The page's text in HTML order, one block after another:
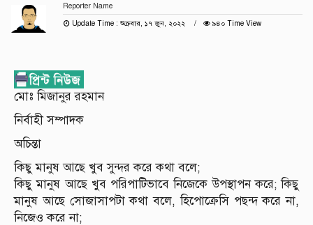
Reporter Name
Update Time : শুক্রবার, ১৭ জুন, ২০২২
৯৪০ Time View
মোঃ মিজানুর রহমান
নির্বাহী সম্পাদক
অচিন্তা
কিছু মানুষ আছে খুব সুন্দর করে কথা বলে;
কিছু মানুষ আছে খুব পরিপাটিভাবে নিজেকে উপস্থাপন করে; কিছু
মানুষ আছে সোজাসাপটা কথা বলে, হিপোক্রেসি পছন্দ করে না,
নিজেও করে না;